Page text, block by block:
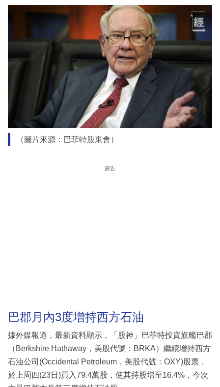
（圖片來源：巴菲特股東會）
廣告
巴郡月內3度增持西方石油
據外媒報道，最新資料顯示，「股神」巴菲特投資旗艦巴郡
（Berkshire Hathaway，美股代號：BRKA）繼續增持西方
石油公司(Occidental Petroleum，美股代號：OXY)股票，
於上周四(23日)買入79.4萬股，使其持股增至16.4%，今次